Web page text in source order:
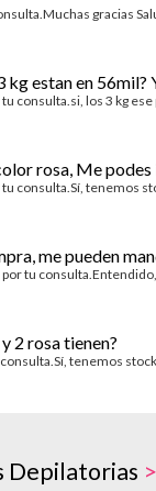
gracias
kg estan en
consulta.si, los 3 kg
rosa, Me
consulta.Sí, tenemos
me pueden
tu
2 rosa tienen?
tenemos
Depilatorias >